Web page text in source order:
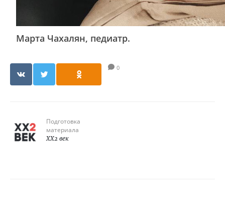
Марта Чахалян, педиатр.
0
Подготовка
материала
XX2 век